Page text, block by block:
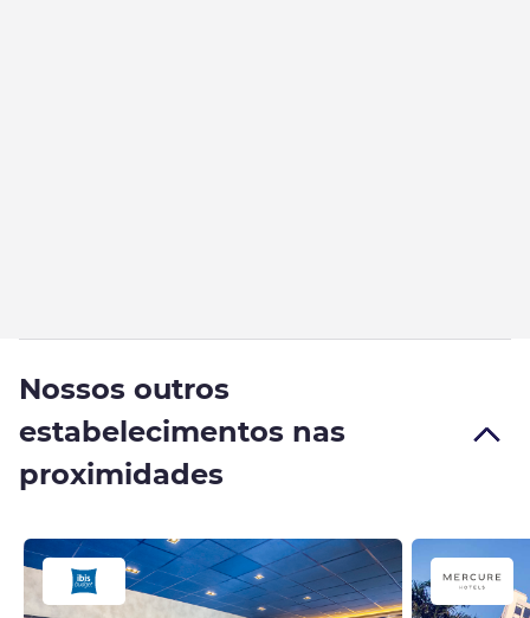
Nossos outros
estabelecimentos nas
proximidades